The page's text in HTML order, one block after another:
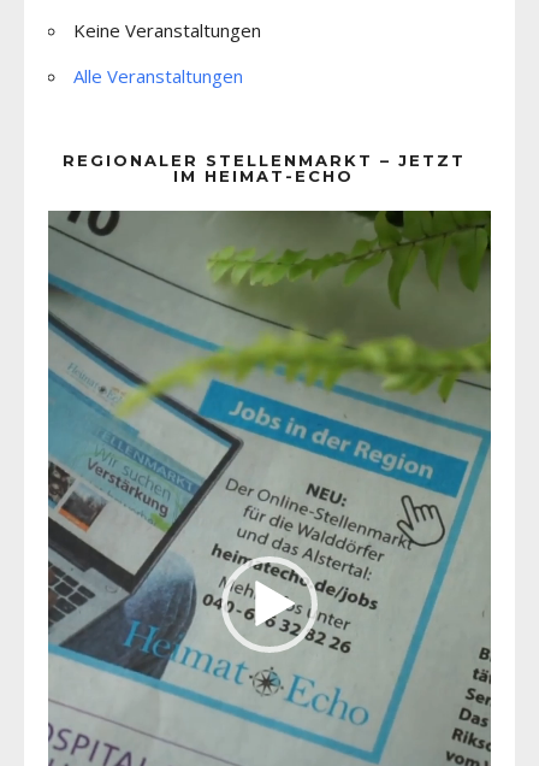
Keine Veranstaltungen
Alle Veranstaltungen
REGIONALER STELLENMARKT – JETZT
IM HEIMAT-ECHO
Player